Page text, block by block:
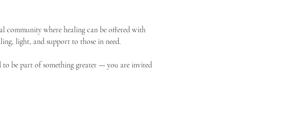
community where healing can be offered with
light, and support to those in need.
be part of something greater — you are invited